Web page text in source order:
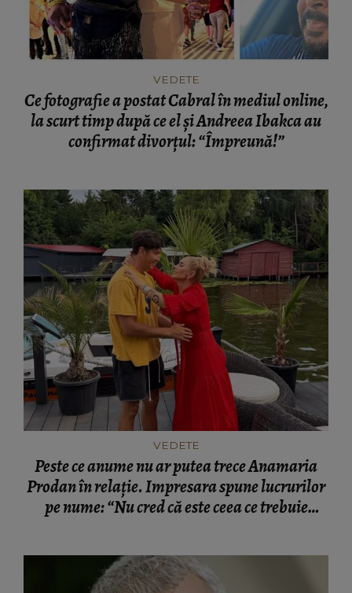
VEDETE
Ce fotografie a postat Cabral în mediul online,
la scurt timp după ce el și Andreea Ibakca au
confirmat divorțul: “Împreună!”
VEDETE
Peste ce anume nu ar putea trece Anamaria
Prodan în relație. Impresara spune lucrurilor
pe nume: “Nu cred că este ceea ce trebuie